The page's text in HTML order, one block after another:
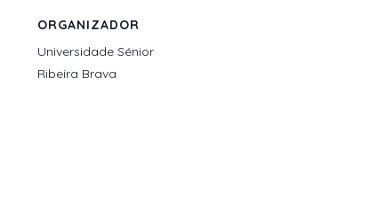
ORGANIZADOR
Universidade Sénior
Ribeira Brava